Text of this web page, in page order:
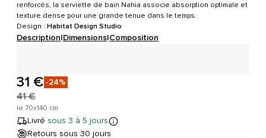
renforcés, la serviette de bain Nahia associe absorption optimale et
texture dense pour une grande tenue dans le temps.
Design : Habitat Design Studio
Description|Dimensions|Composition
31 € -24%
41 €
le 70x140 cm
Livré sous 3 à 5 jours
Retours sous 30 jours